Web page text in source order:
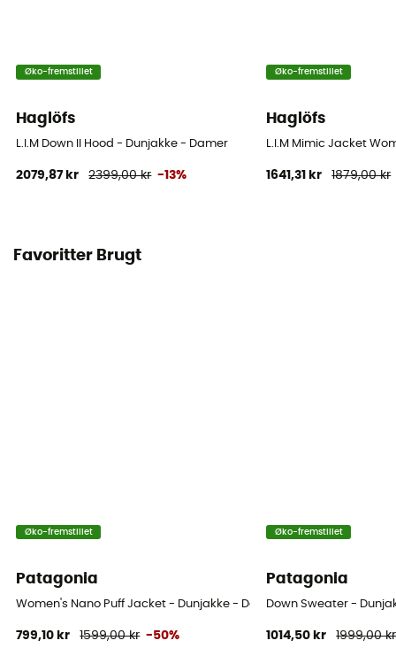
Øko-fremstillet
Haglöfs
L.I.M Down II Hood - Dunjakke - Damer
2079,87 kr 2399,00 kr -13%
Øko-fremstillet
Haglöfs
L.I.M Mimic Jacket
1641,31 kr 1879,00 kr
Favoritter Brugt
Øko-fremstillet
Patagonia
Women's Nano Puff Jacket - Dunjakke - Damer
799,10 kr 1599,00 kr -50%
Øko-fremstillet
Patagonia
Down Sweater -
1014,50 kr 1999,00 kr